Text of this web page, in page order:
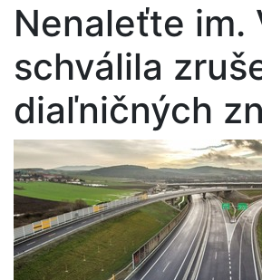
Nenaleťte im.
schválila
diaľničných